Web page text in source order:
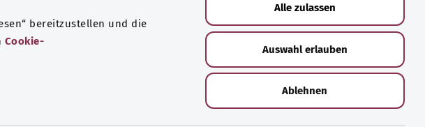
bereitzustellen und die
Cookie-
Alle zulassen
Auswahl erlauben
Ablehnen
الشهادات